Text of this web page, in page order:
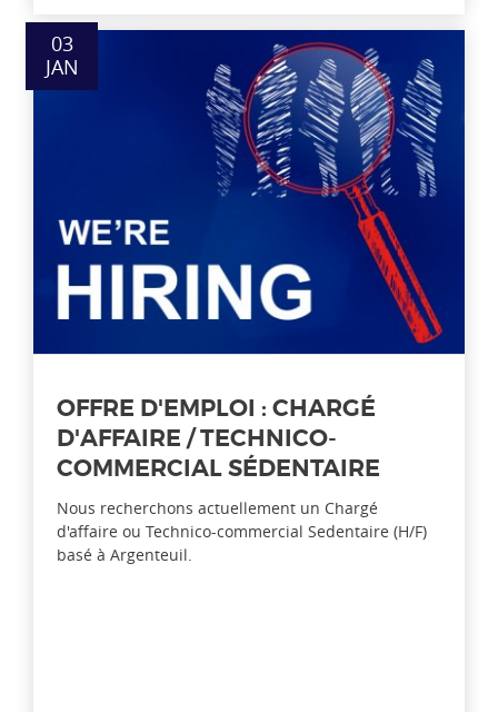
03
JAN
OFFRE D'EMPLOI : CHARGÉ
D'AFFAIRE / TECHNICO-
COMMERCIAL SÉDENTAIRE
Nous recherchons actuellement un Chargé
d'affaire ou Technico-commercial Sedentaire (H/F)
basé à Argenteuil.